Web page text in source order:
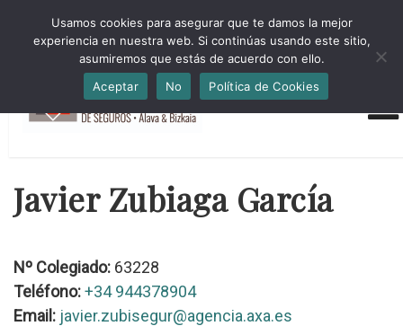
HORARIO INVIERNO Lun-Jue 09:00-16:30 Vier 9:00-14:00
administracion@cmsab.eus 94.442.43.43 Móvil y Whatsapp
688.889.170
Javier Zubiaga García
Nº Colegiado: 63228
Teléfono:+34 944378904
Email: javier.zubisegur@agencia.axa.es
Usamos cookies para asegurar que te damos la mejor
experiencia en nuestra web. Si continúas usando este sitio,
asumiremos que estás de acuerdo con ello.
Aceptar
No Política de Cookies